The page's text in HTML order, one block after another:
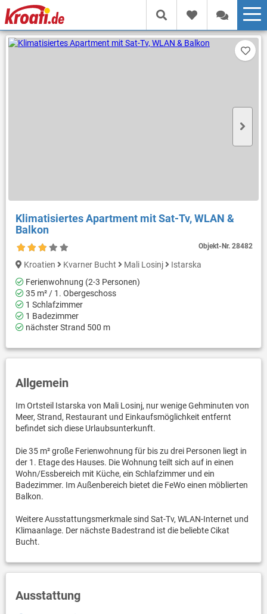
Klimatisiertes Apartment mit Sat-Tv, WLAN &
Balkon
Objekt-Nr.28482
Kroatien Kvarner Bucht Mali Losinj
Istarska
Ferienwohnung (2-3 Personen)
35 m² / 1. Obergeschoss
1 Schlafzimmer
1 Badezimmer
nächster Strand 500 m
Allgemein
Im Ortsteil Istarska von Mali Losinj, nur wenige Gehminuten von
Meer, Strand, Restaurant und Einkaufsmöglichkeit entfernt
befindet sich diese Urlaubsunterkunft.
Die 35 m² große Ferienwohnung für bis zu drei Personen liegt in
der 1. Etage des Hauses. Die Wohnung teilt sich auf in einen
Wohn/Essbereich mit Küche, ein Schlafzimmer und ein
Badezimmer. Im Außenbereich bietet die FeWo einen möblierten
Balkon.
Weitere Ausstattungsmerkmale sind Sat-Tv, WLAN-Internet und
Klimaanlage. Der nächste Badestrand ist die beliebte Cikat
Bucht.
Ausstattung